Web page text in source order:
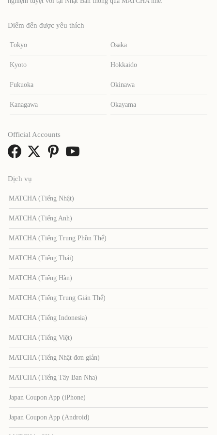
Điểm đến được yêu thích
Tokyo Osaka
Kyoto Hokkaido
Fukuoka Okinawa
Kanagawa Okayama
Dịch vụ
MATCHA (Tiếng Nhật)
MATCHA (Tiếng Anh)
MATCHA (Tiếng Trung Phồn Thể)
MATCHA (Tiếng Thái)
MATCHA (Tiếng Hàn)
MATCHA (Tiếng Trung Giản Thể)
MATCHA (Tiếng Indonesia)
MATCHA (Tiếng Việt)
MATCHA (Tiếng Nhật đơn giản)
MATCHA (Tiếng Tây Ban Nha)
Japan Coupon App (iPhone)
Japan Coupon App (Android)
Official Accounts